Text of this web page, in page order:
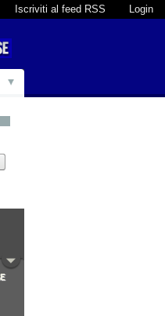
Login
Iscriviti al feed RSS